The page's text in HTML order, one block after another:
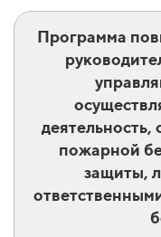
Программа
деятельность,
пожарной
защиты,